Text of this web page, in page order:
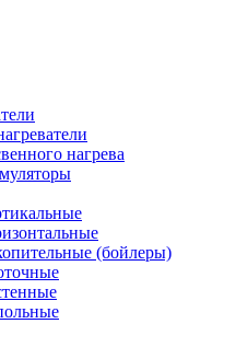
нагрева
(бойлеры)